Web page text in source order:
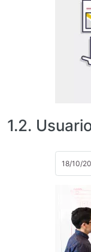
1.2.
18/10/